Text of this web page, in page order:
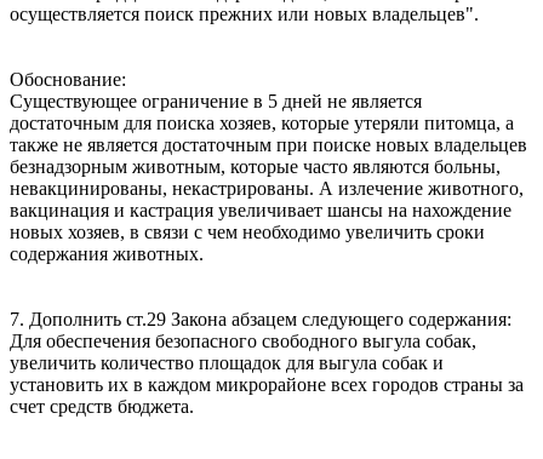
осуществляется поиск прежних или новых владельцев".
Обоснование:
Существующее ограничение в 5 дней не является
достаточным для поиска хозяев, которые утеряли питомца, а
также не является достаточным при поиске новых владельцев
безнадзорным животным, которые часто являются больны,
невакцинированы, некастрированы. А излечение животного,
вакцинация и кастрация увеличивает шансы на нахождение
новых хозяев, в связи с чем необходимо увеличить сроки
содержания животных.
7. Дополнить ст.29 Закона абзацем следующего содержания:
Для обеспечения безопасного свободного выгула собак,
увеличить количество площадок для выгула собак и
установить их в каждом микрорайоне всех городов страны за
счет средств бюджета.